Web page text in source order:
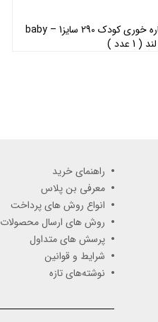
اطلاعات بیشتر
پستانک عصاره خوری کودک 290 سایز1 – baby
راهنمای خرید
معرفی بن پلاس
انواع روش های پرداخت
روش های ارسال محصولات
پرسش های متداول
شرایط و قوانین
نوشته‌های تازه